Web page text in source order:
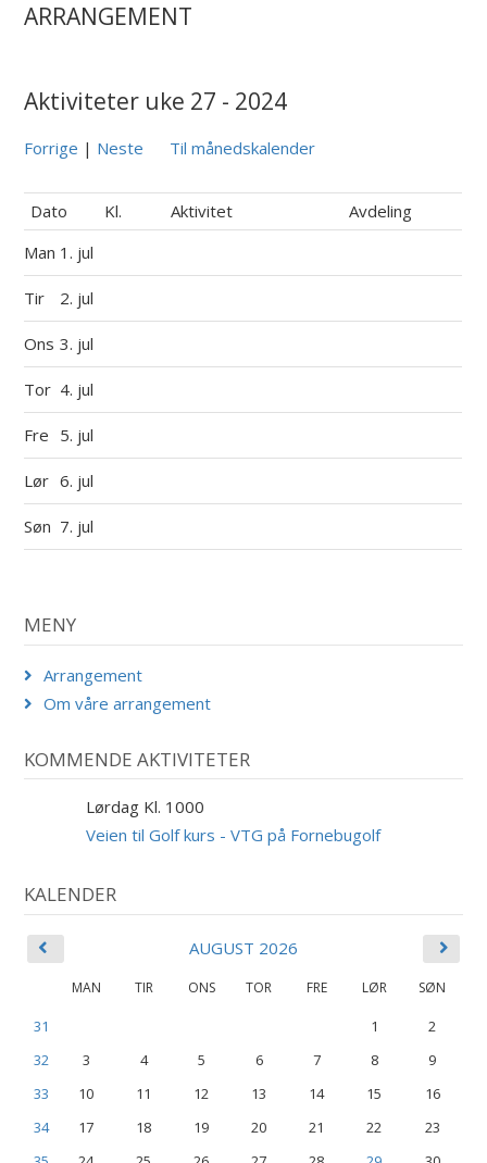
ARRANGEMENT
Aktiviteter uke 27 - 2024
Forrige | Neste Til månedskalender
Dato Kl. Aktivitet
Avdeling
Man 1. jul
Tir 2. jul
Ons 3. jul
Tor 4. jul
Fre 5. jul
Lør 6. jul
Søn 7. jul
MENY
Arrangement
Om våre arrangement
KOMMENDE AKTIVITETER
Lørdag Kl. 1000
Veien til Golf kurs - VTG på Fornebugolf
KALENDER
AUGUST 2026
MAN TIR ONS TOR FRE LØR SØN
31 1
2
32
3 4 5 6 7 8
9
33
10 11 12 13 14 15
16
34
17 18 19 20 21 22
23